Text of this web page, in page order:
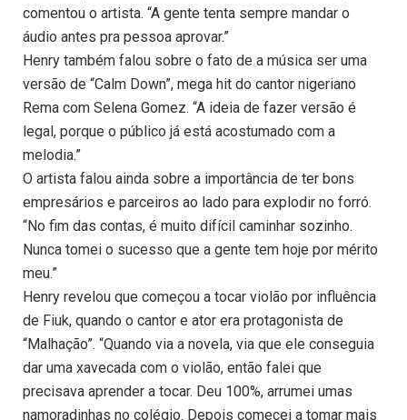
comentou o artista. “A gente tenta sempre mandar o
áudio antes pra pessoa aprovar.”
Henry também falou sobre o fato de a música ser uma
versão de “Calm Down”, mega hit do cantor nigeriano
Rema com Selena Gomez. “A ideia de fazer versão é
legal, porque o público já está acostumado com a
melodia.”
O artista falou ainda sobre a importância de ter bons
empresários e parceiros ao lado para explodir no forró.
“No fim das contas, é muito difícil caminhar sozinho.
Nunca tomei o sucesso que a gente tem hoje por mérito
meu.”
Henry revelou que começou a tocar violão por influência
de Fiuk, quando o cantor e ator era protagonista de
“Malhação”. “Quando via a novela, via que ele conseguia
dar uma xavecada com o violão, então falei que
precisava aprender a tocar. Deu 100%, arrumei umas
namoradinhas no colégio. Depois comecei a tomar mais